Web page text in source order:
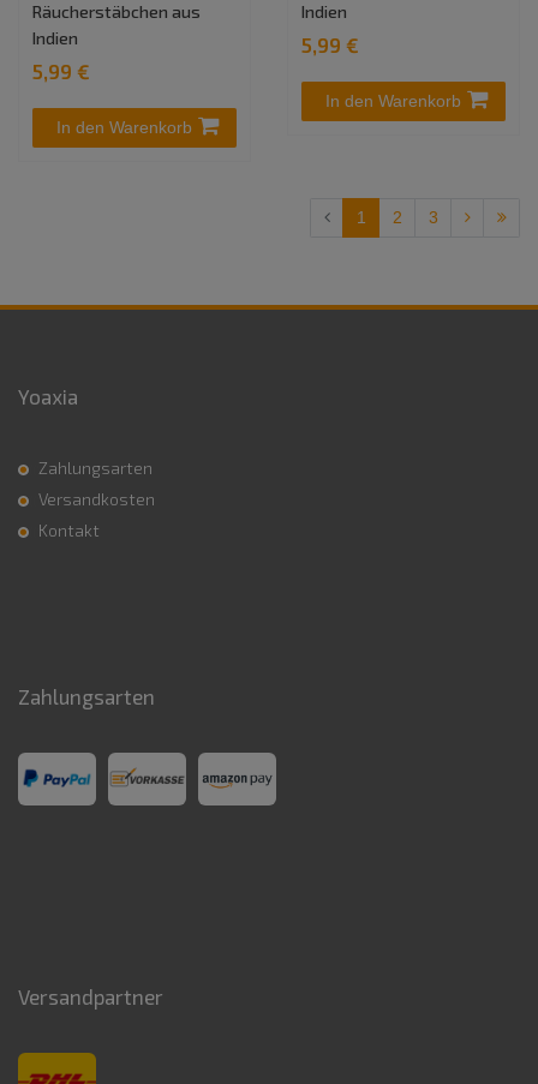
Räucherstäbchen aus
Indien
5,99 €
In den Warenkorb
Indien
5,99 €
In den Warenkorb
1 2 3
Yoaxia
Zahlungsarten
Versandkosten
Kontakt
Zahlungsarten
Versandpartner